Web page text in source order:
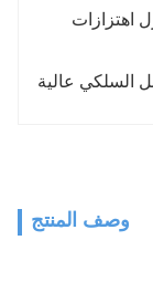
البيئات القاسية عازل اهتزازات
عازل اهتزازات الحبل السلكي عالية
وصف المنتج